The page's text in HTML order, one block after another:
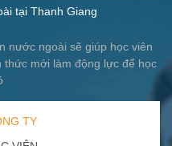
tại Thanh Giang
nước ngoài sẽ giúp học viên
mới làm động lực để học
TY